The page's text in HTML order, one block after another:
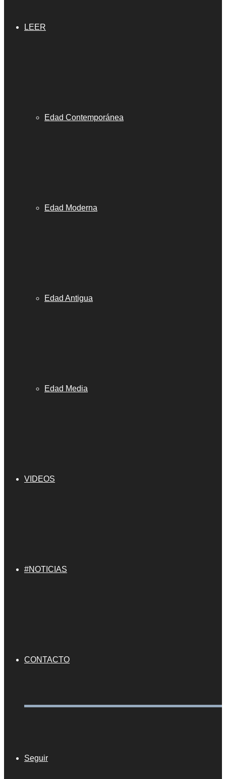
LEER
Edad Contemporánea
Edad Moderna
Edad Antigua
Edad Media
VIDEOS
#NOTICIAS
CONTACTO
Seguir